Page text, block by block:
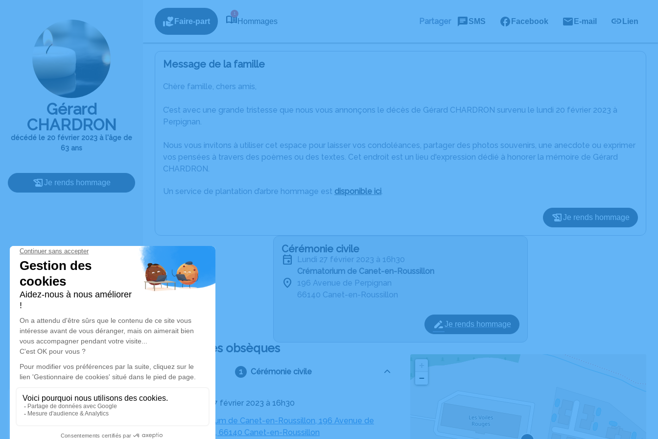
Gérard
CHARDRON
décédé le 20 février 2023 à l'âge de
63 ans
Je rends hommage
Faire-part
1
Hommages Partager SMS Facebook E-mail Lien
Message de la famille
Chère famille, chers amis,
C’est avec une grande tristesse que nous vous annonçons le décès de Gérard CHARDRON survenu le lundi 20 février 2023 à
Perpignan.
Nous vous invitons à utiliser cet espace pour laisser vos condoléances, partager des photos souvenirs, une anecdote ou exprimer
vos pensées à travers des poèmes ou des textes. Cet endroit est un lieu d'expression dédié à honorer la mémoire de Gérard
CHARDRON.
Un service de plantation d’arbre hommage est disponible ici.
Je rends hommage
Cérémonie civile
lundi 27 février 2023 à 16h30
Crématorium de Canet-en-Roussillon
196 Avenue de Perpignan
66140 Canet-en-Roussillon
Je rends hommage
Déroulé des obsèques
Cérémonie civile
Le lundi 27 février 2023 à 16h30
Crématorium de Canet-en-Roussillon, 196 Avenue de
Perpignan, 66140 Canet-en-Roussillon
−